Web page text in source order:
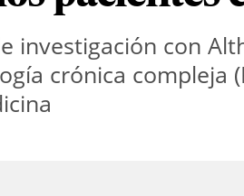
investigación con
crónica compleja